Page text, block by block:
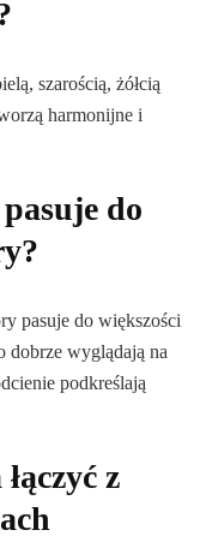
szarością, żółcią
harmonijne i
do
pasuje do większości
dobrze wyglądają na
podkreślają
z